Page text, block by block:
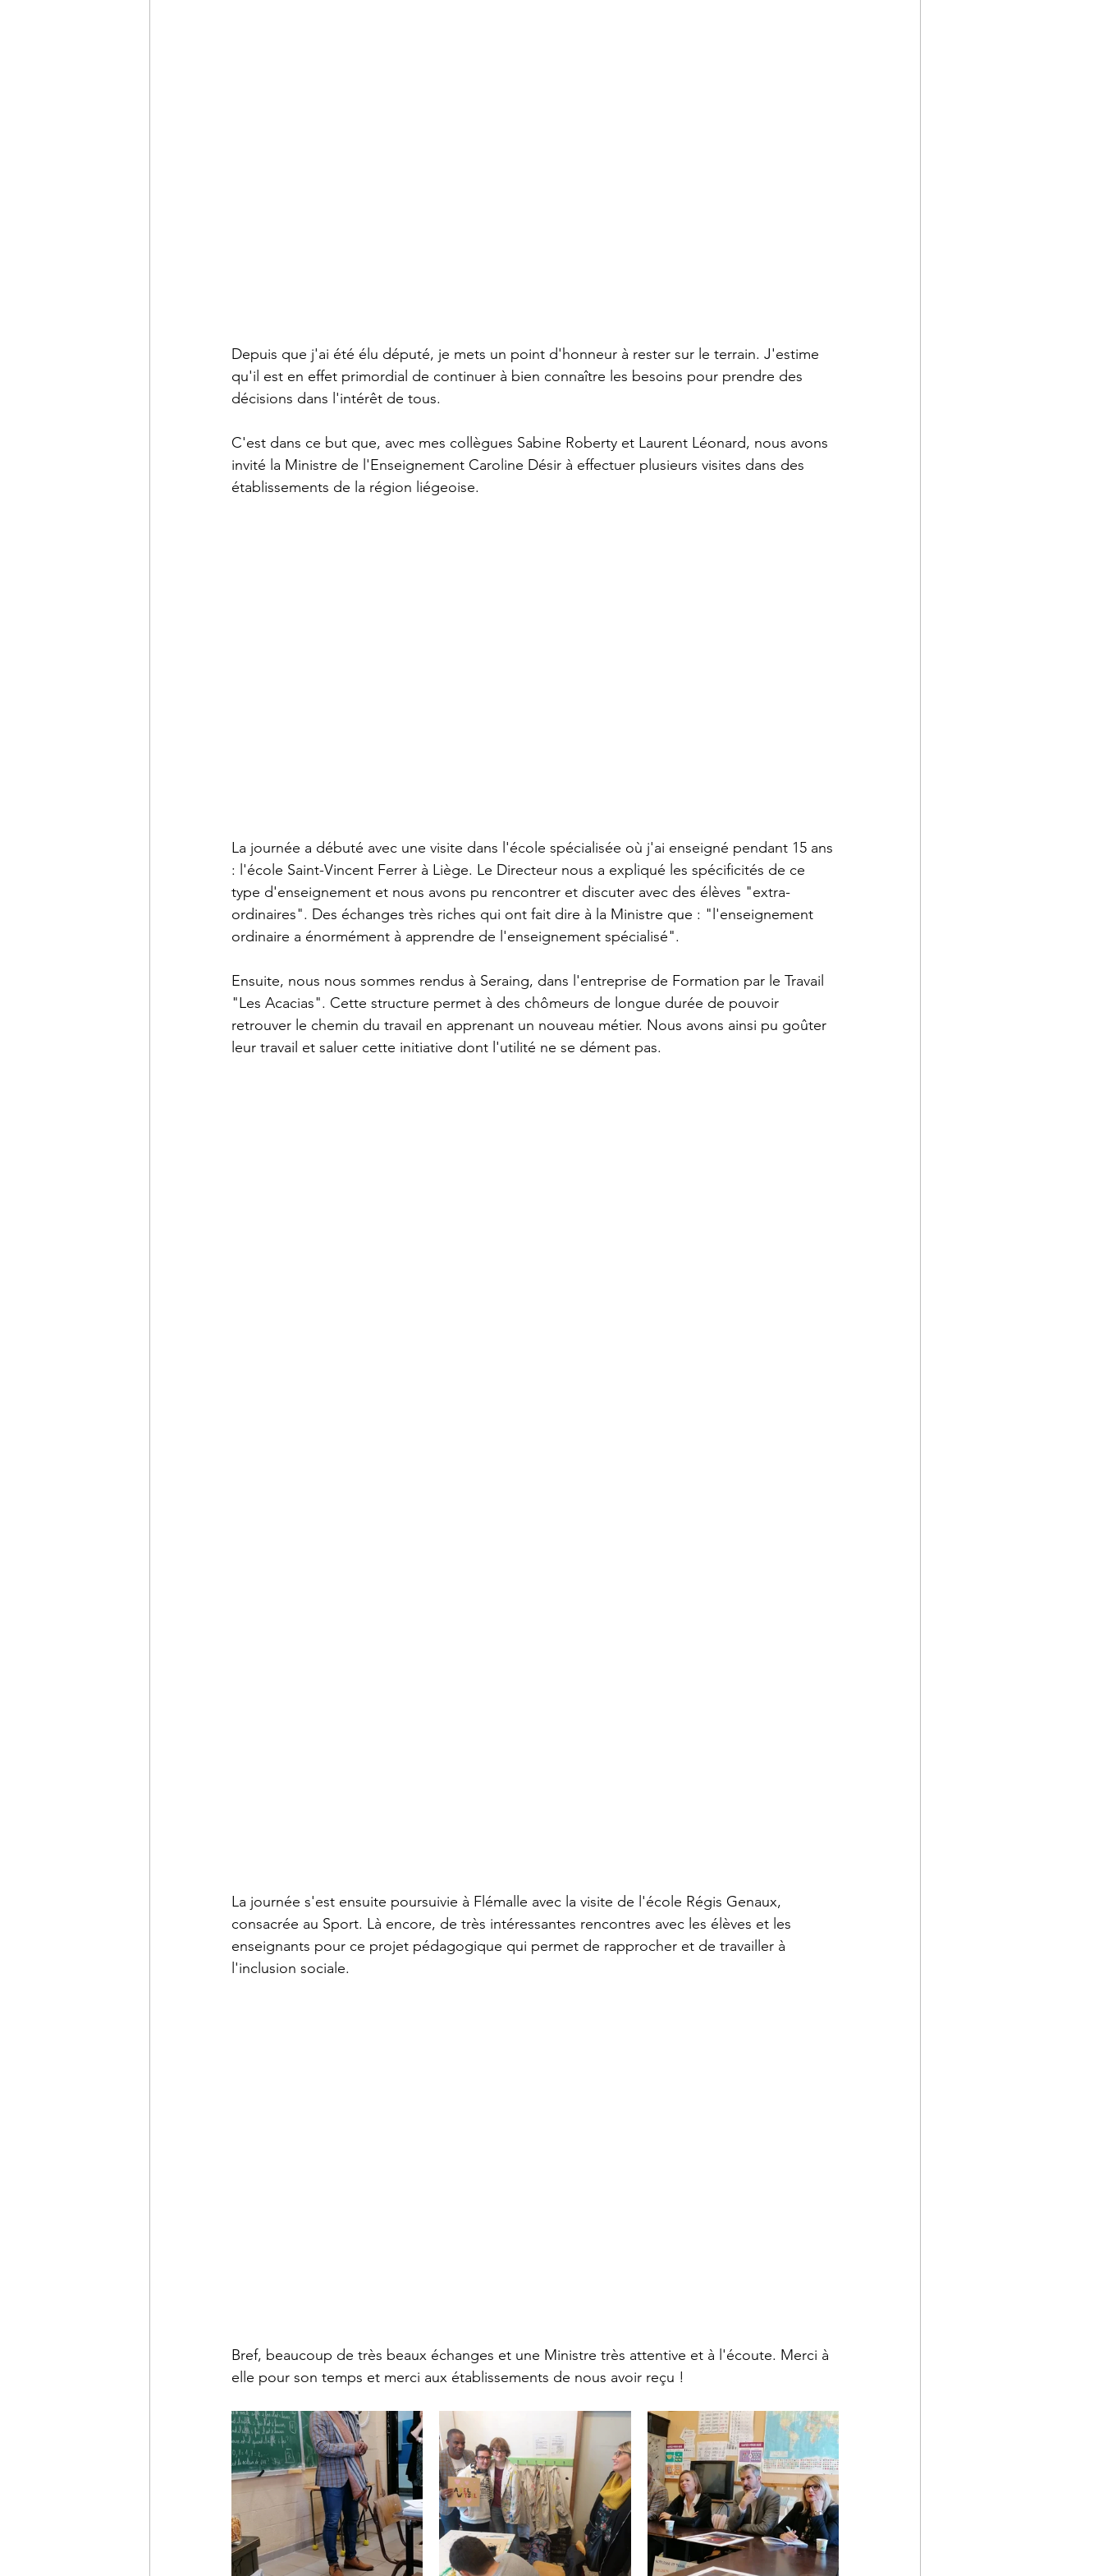
Depuis que j'ai été élu député, je mets un point d'honneur à rester sur le terrain. J'estime
qu'il est en effet primordial de continuer à bien connaître les besoins pour prendre des
décisions dans l'intérêt de tous.
C'est dans ce but que, avec mes collègues Sabine Roberty et Laurent Léonard, nous avons
invité la Ministre de l'Enseignement Caroline Désir à effectuer plusieurs visites dans des
établissements de la région liégeoise.
La journée a débuté avec une visite dans l'école spécialisée où j'ai enseigné pendant 15 ans
: l'école Saint-Vincent Ferrer à Liège. Le Directeur nous a expliqué les spécificités de ce
type d'enseignement et nous avons pu rencontrer et discuter avec des élèves "extra-
ordinaires". Des échanges très riches qui ont fait dire à la Ministre que : "l'enseignement
ordinaire a énormément à apprendre de l'enseignement spécialisé".
Ensuite, nous nous sommes rendus à Seraing, dans l'entreprise de Formation par le Travail
"Les Acacias". Cette structure permet à des chômeurs de longue durée de pouvoir
retrouver le chemin du travail en apprenant un nouveau métier. Nous avons ainsi pu goûter
leur travail et saluer cette initiative dont l'utilité ne se dément pas.
La journée s'est ensuite poursuivie à Flémalle avec la visite de l'école Régis Genaux,
consacrée au Sport. Là encore, de très intéressantes rencontres avec les élèves et les
enseignants pour ce projet pédagogique qui permet de rapprocher et de travailler à
l'inclusion sociale.
Bref, beaucoup de très beaux échanges et une Ministre très attentive et à l'écoute. Merci à
elle pour son temps et merci aux établissements de nous avoir reçu !